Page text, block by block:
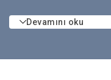
Devamını oku